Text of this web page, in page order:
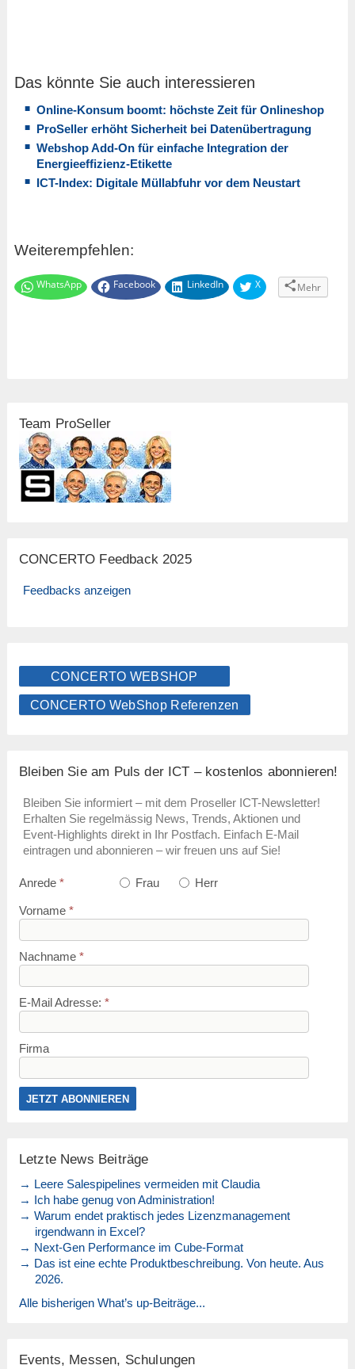
Das könnte Sie auch interessieren
Online-Konsum boomt: höchste Zeit für Onlineshop
ProSeller erhöht Sicherheit bei Datenübertragung
Webshop Add-On für einfache Integration der
Energieeffizienz-Etikette
ICT-Index: Digitale Müllabfuhr vor dem Neustart
Weiterempfehlen:
WhatsApp Facebook LinkedIn X Mehr
Team ProSeller
CONCERTO Feedback 2025
Feedbacks anzeigen
CONCERTO WEBSHOP
CONCERTO WebShop Referenzen
Bleiben Sie am Puls der ICT – kostenlos abonnieren!
Bleiben Sie informiert – mit dem Proseller ICT-Newsletter!
Erhalten Sie regelmässig News, Trends, Aktionen und
Event-Highlights direkt in Ihr Postfach. Einfach E-Mail
eintragen und abonnieren – wir freuen uns auf Sie!
Anrede * Frau Herr
Vorname *
Nachname *
E-Mail Adresse: *
Firma
Letzte News Beiträge
→ Leere Salespipelines vermeiden mit Claudia
→ Ich habe genug von Administration!
→ Warum endet praktisch jedes Lizenzmanagement
irgendwann in Excel?
→ Next-Gen Performance im Cube-Format
→ Das ist eine echte Produktbeschreibung. Von heute. Aus
2026.
Alle bisherigen What’s up-Beiträge...
Events, Messen, Schulungen